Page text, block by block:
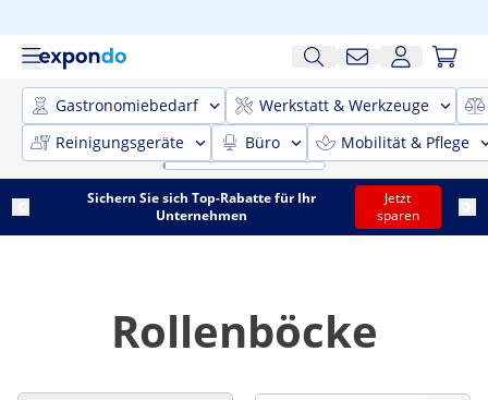
Gastronomiebedarf
Werkstatt & Werkzeuge
Reinigungsgeräte
Büro Mobilität & Pflege
Sichern Sie sich Top-Rabatte für Ihr
Unternehmen
Jetzt
sparen
Rollenböcke